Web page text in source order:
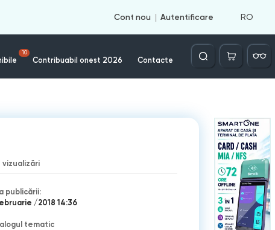
Cont nou Autentificare RO
10
Contribuabil onest 2026 Contacte
Căutare
vizualizări
publicării:
/2018 14:36
tematic